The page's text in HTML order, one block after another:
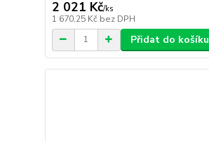
2 021 Kč/ks
1 670,25 Kč bez DPH
Přidat do košíku